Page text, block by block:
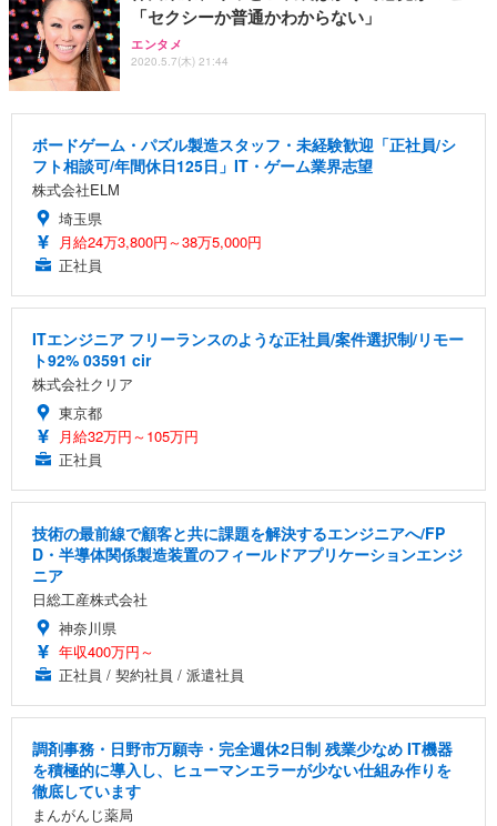
「セクシーか普通かわからない」
エンタメ
2020.5.7(木) 21:44
ボードゲーム・パズル製造スタッフ・未経験歓迎「正社員/シ
フト相談可/年間休日125日」IT・ゲーム業界志望
株式会社ELM
埼玉県
月給24万3,800円～38万5,000円
正社員
ITエンジニア フリーランスのような正社員/案件選択制/リモー
ト92% 03591 cir
株式会社クリア
東京都
月給32万円～105万円
正社員
技術の最前線で顧客と共に課題を解決するエンジニアへ/FP
D・半導体関係製造装置のフィールドアプリケーションエンジ
ニア
日総工産株式会社
神奈川県
年収400万円～
正社員 / 契約社員 / 派遣社員
調剤事務・日野市万願寺・完全週休2日制 残業少なめ IT機器
を積極的に導入し、ヒューマンエラーが少ない仕組み作りを
徹底しています
まんがんじ薬局